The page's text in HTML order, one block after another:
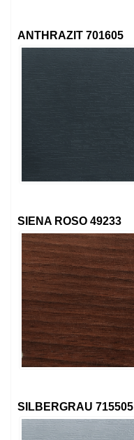
ANTHRAZIT 701605
SIENA ROSO 49233
SILBERGRAU 715505